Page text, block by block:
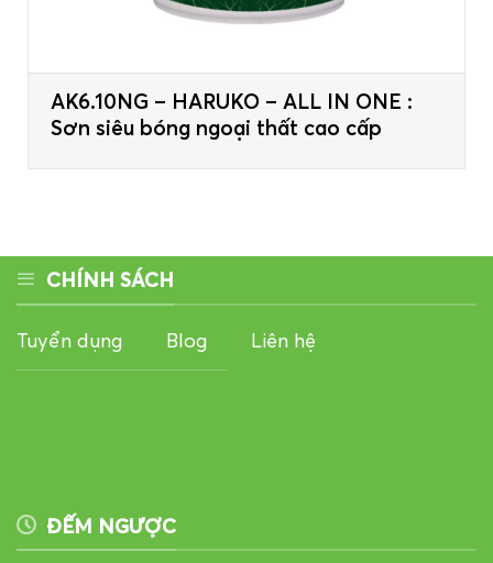
AK6.10NG – HARUKO – ALL IN ONE :
Sơn siêu bóng ngoại thất cao cấp
CHÍNH SÁCH
Tuyển dụng Blog Liên hệ
ĐẾM NGƯỢC